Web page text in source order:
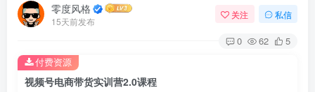
零度风格
15天前发布
关注 私信
0 62 5
视频号电商带货实训营2.0课程
付费资源